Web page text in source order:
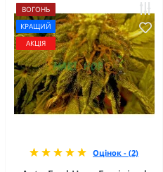
ВОГОНЬ
КРАЩИЙ
АКЦІЯ
Оцінок - (2)